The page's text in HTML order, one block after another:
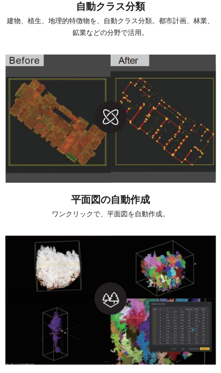
自動クラス分類
建物、植生、地理的特徴物を、自動クラス分類。都市計画、林業、
鉱業などの分野で活用。
平面図の自動作成
ワンクリックで、平面図を自動作成。